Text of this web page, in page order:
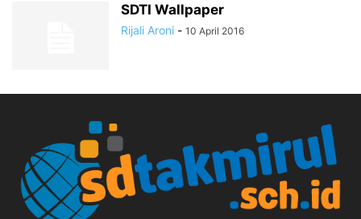
SDTI Wallpaper
Rijali Aroni - 10 April 2016